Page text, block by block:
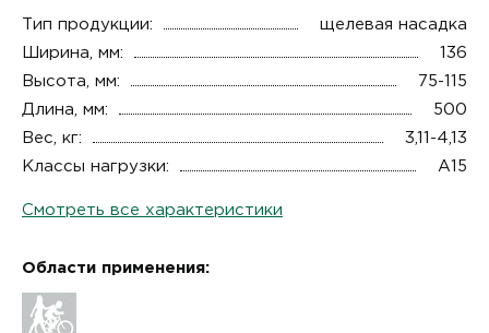
Тип продукции:
щелевая насадка
Ширина, мм:
136
Высота, мм:
75-115
Длина, мм:
500
Вес, кг:
3,11-4,13
Классы нагрузки:
A15
Смотреть все характеристики
Области применения: